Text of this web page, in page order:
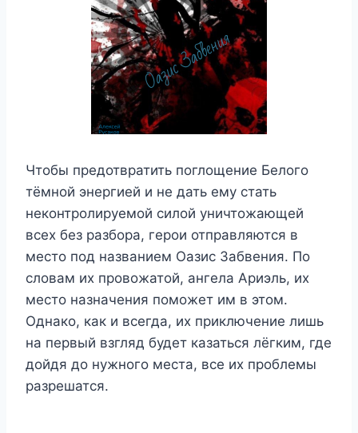
Чтобы предотвратить поглощение Белого
тёмной энергией и не дать ему стать
неконтролируемой силой уничтожающей
всех без разбора, герои отправляются в
место под названием Оазис Забвения. По
словам их провожатой, ангела Ариэль, их
место назначения поможет им в этом.
Однако, как и всегда, их приключение лишь
на первый взгляд будет казаться лёгким, где
дойдя до нужного места, все их проблемы
разрешатся.